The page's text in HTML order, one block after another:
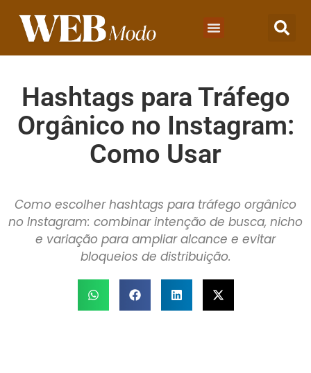
Hashtags para Tráfego
Orgânico no Instagram:
Como Usar
Como escolher hashtags para tráfego orgânico
no Instagram: combinar intenção de busca, nicho
e variação para ampliar alcance e evitar
bloqueios de distribuição.